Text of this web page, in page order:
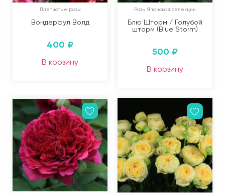
Плетистые розы
Вондерфул Волд
400 ₽
В корзину
Розы Японской селекции
Блю Шторм / Голубой
шторм (Blue Storm)
500 ₽
В корзину